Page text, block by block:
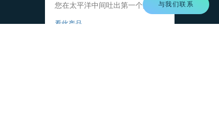
与我们联系
您在太平洋中间吐出第一个泡泡！
看此产品